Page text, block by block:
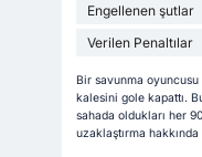
Engellenen şutlar
Verilen Penaltılar
Bir savunma
kalesini gole kapattı.
sahada oldukları her
uzaklaştırma